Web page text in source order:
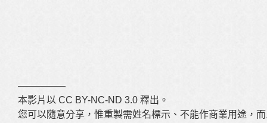
—————
本影片以 CC BY-NC-ND 3.0 釋出。
您可以隨意分享，惟重製需姓名標示、不能作商業用途，